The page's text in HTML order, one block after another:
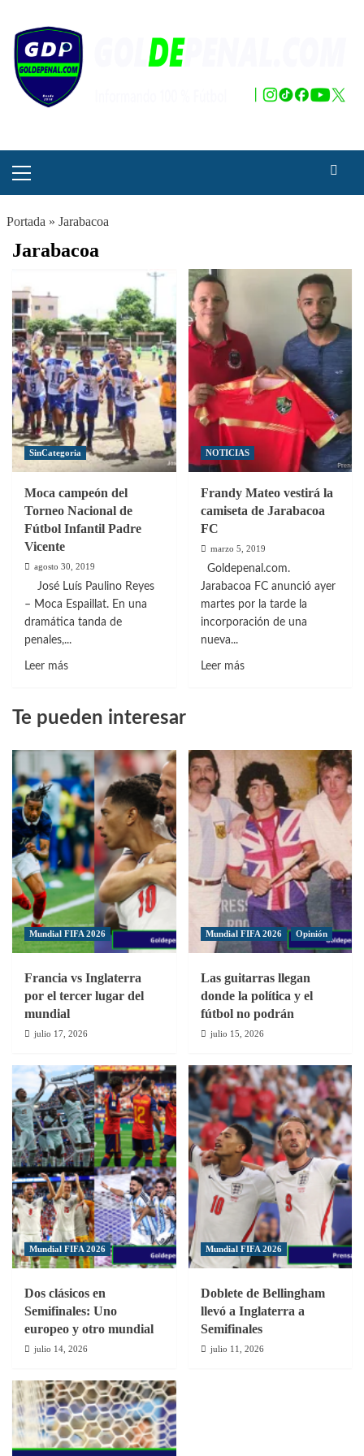
contenido
principal
Portada » Jarabacoa
Jarabacoa
SinCategoria
Moca campeón del
Torneo Nacional de
Fútbol Infantil Padre
Vicente
agosto 30, 2019
José Luís Paulino Reyes
– Moca Espaillat. En una
dramática tanda de
penales,...
Leer másLeer
Moca
del
Torneo
Nacional
de
Fútbol
Infantil
Padre
Vicente
NOTICIAS
Frandy Mateo vestirá la
camiseta de Jarabacoa
FC
marzo 5, 2019
Goldepenal.com.
Jarabacoa FC anunció ayer
martes por la tarde la
incorporación de una
nueva...
Leer másLeer
vestirá
la
camiseta
de
Jarabacoa
FC
Te pueden interesar
Mundial FIFA 2026
Francia vs Inglaterra
por el tercer lugar del
mundial
julio 17, 2026
Mundial FIFA 2026 Opinión
Las guitarras llegan
donde la política y el
fútbol no podrán
julio 15, 2026
Mundial FIFA 2026
Dos clásicos en
Semifinales: Uno
europeo y otro mundial
julio 14, 2026
Mundial FIFA 2026
Doblete de Bellingham
llevó a Inglaterra a
Semifinales
julio 11, 2026